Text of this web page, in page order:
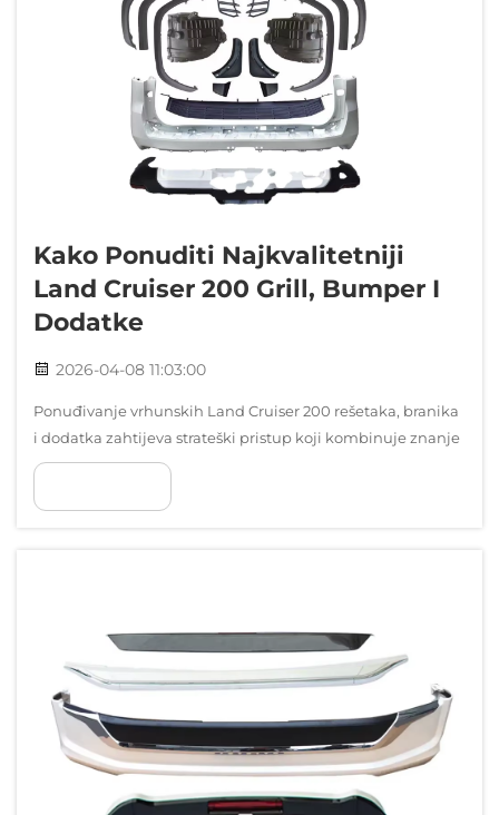
Kako Ponuditi Najkvalitetniji
Land Cruiser 200 Grill, Bumper I
Dodatke
2026-04-08 11:03:00
Ponuđivanje vrhunskih Land Cruiser 200 rešetaka, branika
i dodatka zahtijeva strateški pristup koji kombinuje znanje
o proizvodu, odnose s dobavljačima i razumijevanje